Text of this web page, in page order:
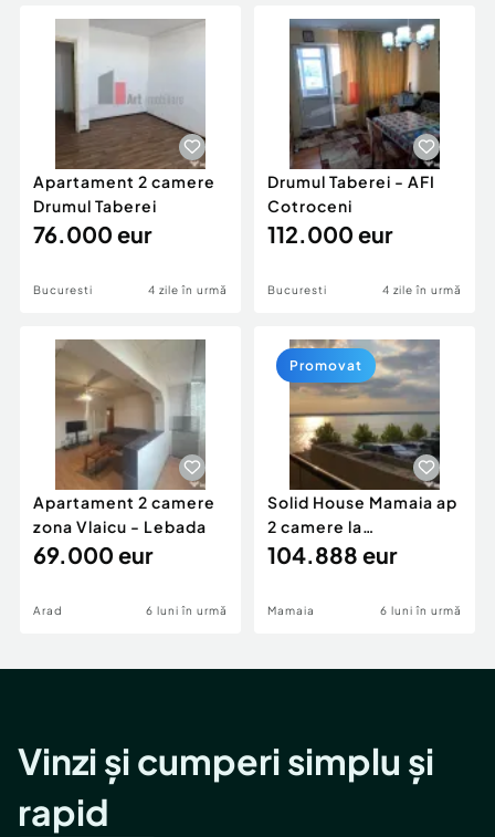
Servicii
Animale de companie
Afaceri și echipamente profesionale
Inchiriere Bunuri si Vehicule
Utilaje agricole si industriale
Piese auto si accesorii
Dacia Duster
Apartament 2 camere
Drumul Taberei
76.000 eur
Bucuresti 4 zile în urmă
Drumul Taberei - AFI
Cotroceni
112.000 eur
Bucuresti 4 zile în urmă
Apartament 2 camere
zona Vlaicu - Lebada
69.000 eur
Arad 6 luni în urmă
Solid House Mamaia ap
2 camere la
cheie,langa Mega
104.888 eur
Mamaia 6 luni în urmă
Promovat
Vinzi și cumperi simplu și
rapid